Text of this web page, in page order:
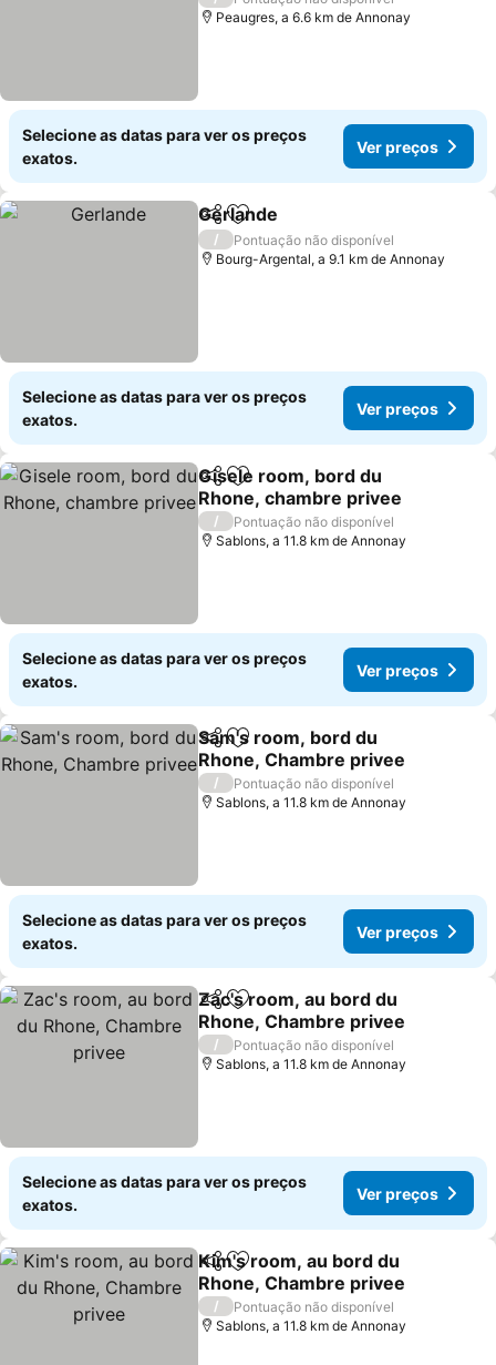
Peaugres, a 6.6 km de Annonay
Selecione as datas para ver os preços
exatos.
Ver preços
PartilharAdicionar aos favoritos
Gerlande
/
Pontuação não disponível
Bourg-Argental, a 9.1 km de Annonay
Selecione as datas para ver os preços
exatos.
Ver preços
PartilharAdicionar aos favoritos
Gisele room, bord du
Rhone, chambre privee
Ver preços
/
Pontuação não disponível
Sablons, a 11.8 km de Annonay
Selecione as datas para ver os preços
exatos.
Ver preços
PartilharAdicionar aos favoritos
Sam's room, bord du
Rhone, Chambre privee
Ver preços
/
Pontuação não disponível
Sablons, a 11.8 km de Annonay
Selecione as datas para ver os preços
exatos.
Ver preços
PartilharAdicionar aos favoritos
Zac's room, au bord du
Rhone, Chambre privee
Ver preços
/
Pontuação não disponível
Sablons, a 11.8 km de Annonay
Selecione as datas para ver os preços
exatos.
Ver preços
PartilharAdicionar aos favoritos
Kim's room, au bord du
Rhone, Chambre privee
Ver preços
/
Pontuação não disponível
Sablons, a 11.8 km de Annonay